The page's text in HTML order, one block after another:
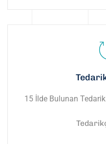
15 İlde Bulunan Tedarik